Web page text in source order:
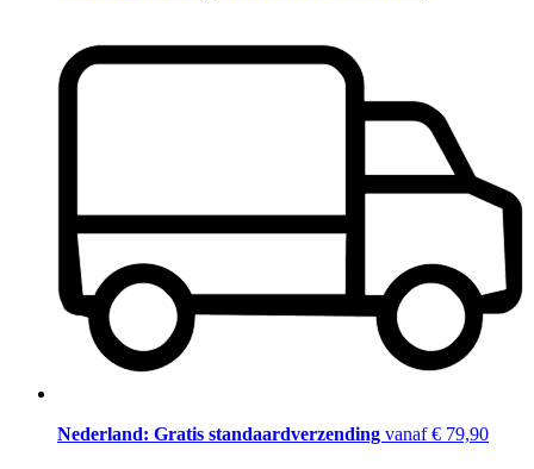
Nederland: Gratis standaardverzending vanaf € 79,90